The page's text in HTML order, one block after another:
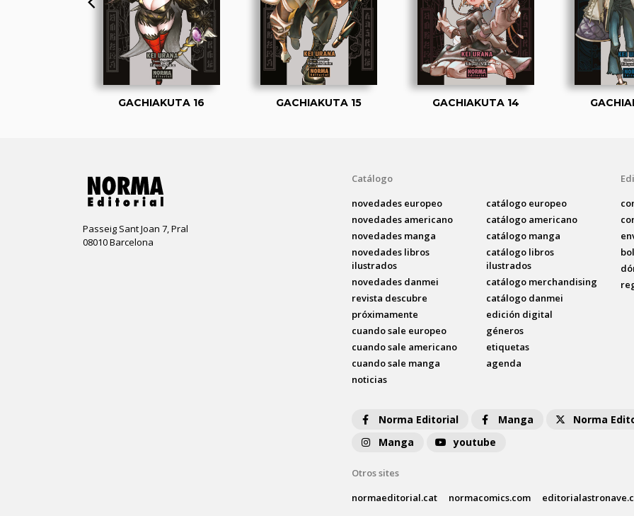
GACHIAKUTA 16 GACHIAKUTA 15 GACHIAKUTA 14
Passeig Sant Joan 7, Pral
08010 Barcelona
Catálogo
novedades europeo
novedades americano
novedades manga
novedades libros
ilustrados
novedades danmei
revista descubre
próximamente
cuando sale europeo
cuando sale americano
cuando sale manga
noticias
catálogo europeo
catálogo americano
catálogo manga
catálogo libros
ilustrados
catálogo merchandising
catálogo danmei
edición digital
géneros
etiquetas
agenda
Norma Editorial Manga
Norma
Manga
youtube
Otros sites
normaeditorial.cat
normacomics.com